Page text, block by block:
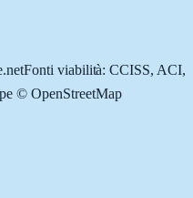
Fonti viabilità: CCISS, ACI,
© OpenStreetMap